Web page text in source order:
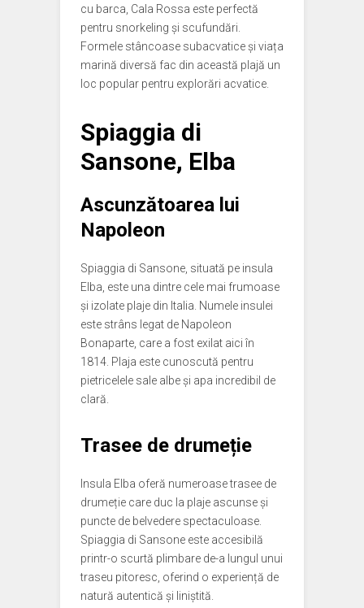
cu barca, Cala Rossa este perfectă
pentru snorkeling și scufundări.
Formele stâncoase subacvatice și viața
marină diversă fac din această plajă un
loc popular pentru explorări acvatice.
Spiaggia di
Sansone, Elba
Ascunzătoarea lui
Napoleon
Spiaggia di Sansone, situată pe insula
Elba, este una dintre cele mai frumoase
și izolate plaje din Italia. Numele insulei
este strâns legat de Napoleon
Bonaparte, care a fost exilat aici în
1814. Plaja este cunoscută pentru
pietricelele sale albe și apa incredibil de
clară.
Trasee de drumeție
Insula Elba oferă numeroase trasee de
drumeție care duc la plaje ascunse și
puncte de belvedere spectaculoase.
Spiaggia di Sansone este accesibilă
printr-o scurtă plimbare de-a lungul unui
traseu pitoresc, oferind o experiență de
natură autentică și liniștită.